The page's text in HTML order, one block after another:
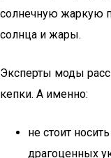
солнечную жаркую
солнца и жары.
Эксперты моды
кепки. А именно:
не стоит
драгоценных